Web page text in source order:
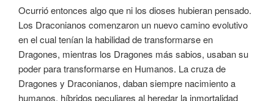
Ocurrió entonces algo que ni los dioses hubieran pensado.
Los Draconianos comenzaron un nuevo camino evolutivo
en el cual tenían la habilidad de transformarse en
Dragones, mientras los Dragones más sabios, usaban su
poder para transformarse en Humanos. La cruza de
Dragones y Draconianos, daban siempre nacimiento a
humanos, híbridos peculiares al heredar la inmortalidad